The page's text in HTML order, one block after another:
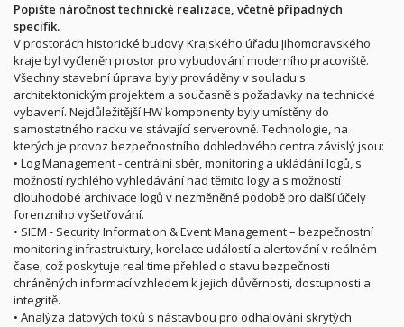
Popište náročnost technické realizace, včetně případných
specifik.
V prostorách historické budovy Krajského úřadu Jihomoravského
kraje byl vyčleněn prostor pro vybudování moderního pracoviště.
Všechny stavební úprava byly prováděny v souladu s
architektonickým projektem a současně s požadavky na technické
vybavení. Nejdůležitější HW komponenty byly umístěny do
samostatného racku ve stávající serverovně. Technologie, na
kterých je provoz bezpečnostního dohledového centra závislý jsou:
• Log Management - centrální sběr, monitoring a ukládání logů, s
možností rychlého vyhledávání nad těmito logy a s možností
dlouhodobé archivace logů v nezměněné podobě pro další účely
forenzního vyšetřování.
• SIEM - Security Information & Event Management – bezpečnostní
monitoring infrastruktury, korelace událostí a alertování v reálném
čase, což poskytuje real time přehled o stavu bezpečnosti
chráněných informací vzhledem k jejich důvěrnosti, dostupnosti a
integritě.
• Analýza datových toků s nástavbou pro odhalování skrytých